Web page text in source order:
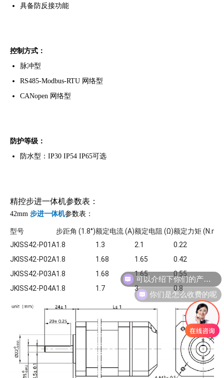
具备防反接功能
控制方式：
脉冲型
RS485-Modbus-RTU 网络型
CANopen 网络型
防护等级：
防水型：IP30 IP54 IP65可选
精控步进一体机参数表：
42mm 步进一体机参数表：
型号 步距角 (1.8°)额定电流 (A)额定电阻 (Ω)额定力矩 (N.m)
JKISS42-P01A1.8 1.3 2.1 0.22
JKISS42-P02A1.8 1.68 1.65 0.42
JKISS42-P03A1.8 1.68 1.65 0.55
JKISS42-P04A1.8 1.7 3 0.8
你们是怎么收费的呢